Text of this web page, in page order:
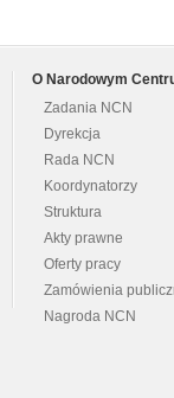
O Narodowym
Zadania NCN
Dyrekcja
Rada NCN
Koordynatorzy
Struktura
Akty prawne
Oferty pracy
Zamówienia
Nagroda NCN